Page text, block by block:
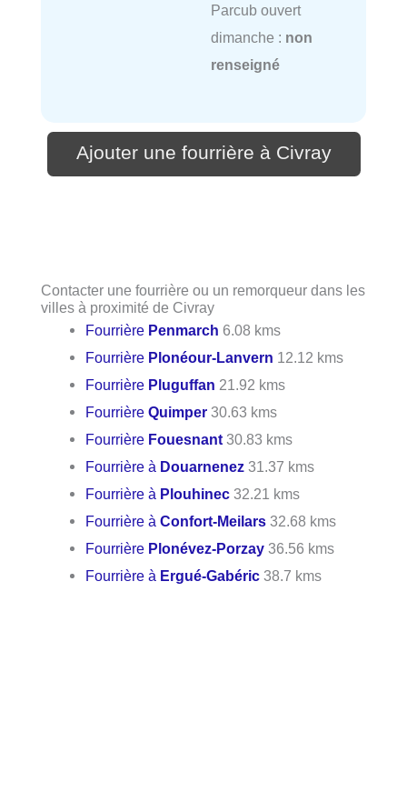
Parcub ouvert
dimanche : non
renseigné
Ajouter une fourrière à Civray
Contacter une fourrière ou un remorqueur dans les
villes à proximité de Civray
Fourrière Penmarch 6.08 kms
Fourrière Plonéour-Lanvern 12.12 kms
Fourrière Pluguffan 21.92 kms
FourrièreQuimper 30.63 kms
Fourrière Fouesnant 30.83 kms
Fourrière à Douarnenez 31.37 kms
Fourrière à Plouhinec 32.21 kms
Fourrière àConfort-Meilars 32.68 kms
Fourrière Plonévez-Porzay 36.56 kms
Fourrière à Ergué-Gabéric 38.7 kms